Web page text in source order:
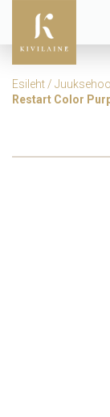
Esileht /
Restart Color